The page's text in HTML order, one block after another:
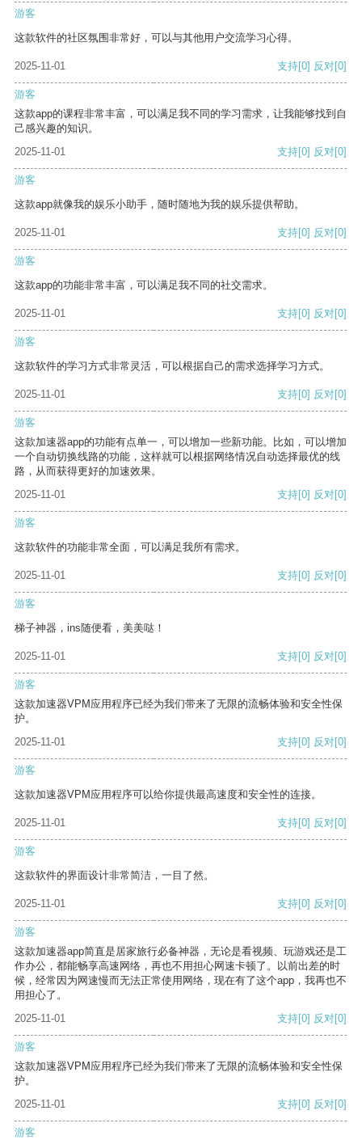
游客
这款软件的社区氛围非常好，可以与其他用户交流学习心得。
2025-11-01 支持[0] 反对[0]
游客
这款app的课程非常丰富，可以满足我不同的学习需求，让我能够找到自
己感兴趣的知识。
2025-11-01
支持[0] 反对[0]
游客
这款app就像我的娱乐小助手，随时随地为我的娱乐提供帮助。
2025-11-01 支持[0] 反对[0]
游客
这款app的功能非常丰富，可以满足我不同的社交需求。
2025-11-01 支持[0] 反对[0]
游客
这款软件的学习方式非常灵活，可以根据自己的需求选择学习方式。
2025-11-01 支持[0] 反对[0]
游客
这款加速器app的功能有点单一，可以增加一些新功能。比如，可以增加
一个自动切换线路的功能，这样就可以根据网络情况自动选择最优的线
路，从而获得更好的加速效果。
2025-11-01
支持[0] 反对[0]
游客
这款软件的功能非常全面，可以满足我所有需求。
2025-11-01 支持[0] 反对[0]
游客
梯子神器，ins随便看，美美哒！
2025-11-01 支持[0] 反对[0]
游客
这款加速器VPM应用程序已经为我们带来了无限的流畅体验和安全性保
护。
2025-11-01
支持[0] 反对[0]
游客
这款加速器VPM应用程序可以给你提供最高速度和安全性的连接。
2025-11-01 支持[0] 反对[0]
游客
这款软件的界面设计非常简洁，一目了然。
2025-11-01 支持[0] 反对[0]
游客
这款加速器app简直是居家旅行必备神器，无论是看视频、玩游戏还是工
作办公，都能畅享高速网络，再也不用担心网速卡顿了。以前出差的时
候，经常因为网速慢而无法正常使用网络，现在有了这个app，我再也不
用担心了。
2025-11-01
支持[0] 反对[0]
游客
这款加速器VPM应用程序已经为我们带来了无限的流畅体验和安全性保
护。
2025-11-01
支持[0] 反对[0]
游客